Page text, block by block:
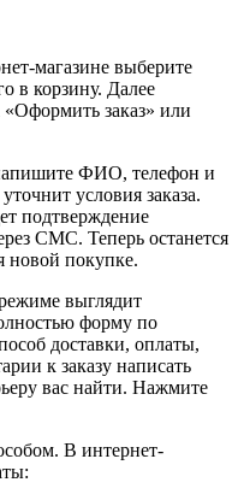
магазине выберите
в корзину. Далее
заказ» или
ФИО, телефон и
условия заказа.
подтверждение
СМС. Теперь останется
новой покупке.
выглядит
форму по
доставки, оплаты,
к заказу написать
вас найти. Нажмите
В интернет-